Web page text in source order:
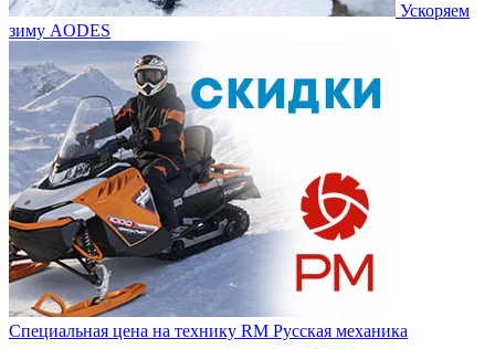
Ускоряем
зиму AODES
Специальная цена на технику RM Русская механика